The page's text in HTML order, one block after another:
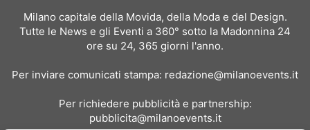
Milano capitale della Movida, della Moda e del Design.
Tutte le News e gli Eventi a 360° sotto la Madonnina 24
ore su 24, 365 giorni l'anno.
Per inviare comunicati stampa: redazione@milanoevents.it
Per richiedere pubblicità e partnership:
pubblicita@milanoevents.it